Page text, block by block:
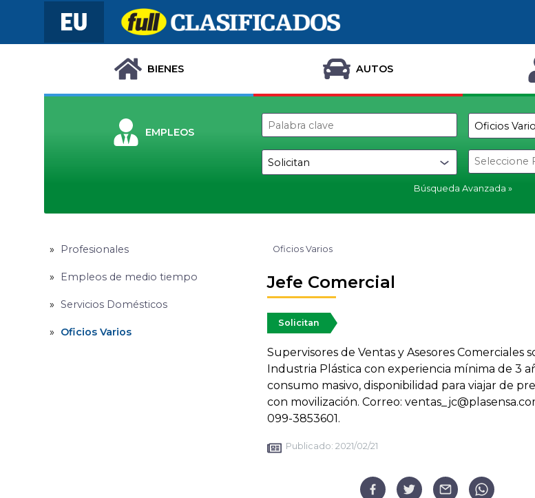
BIENES AUTOS
EMPLEOS
Búsqueda Avanzada
Profesionales
Empleos de medio tiempo
Servicios Domésticos
Oficios Varios
Oficios Varios
Jefe Comercial
Solicitan
Supervisores de Ventas y Asesores Comerciales
Industria Plástica con experiencia mínima de 3
consumo masivo, disponibilidad para viajar de
con movilización. Correo:
099-3853601.
Publicado: 2021/02/21